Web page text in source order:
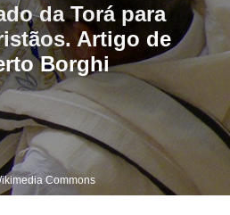
da Torá para
Artigo de
Borghi
Commons